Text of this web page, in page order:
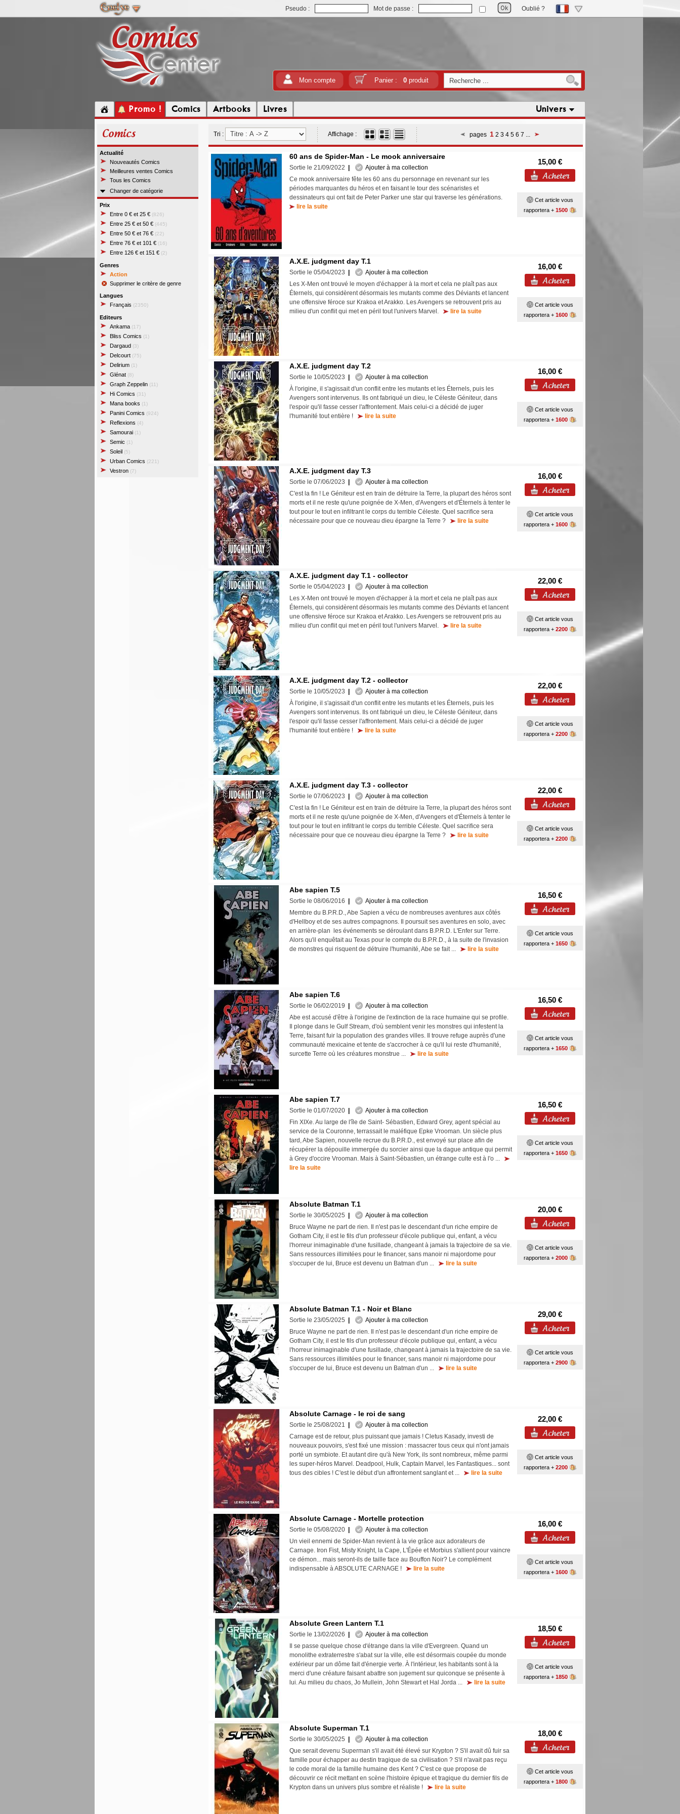
Pseudo : Mot de passe : Oublié ?
Mon compte Panier : 0produit
Promo ! Comics Artbooks Livres Univers
Comics
Actualité
Nouveautés Comics
Meilleures ventes Comics
Tous les Comics
Changer de catégorie
Prix
Entre 0 € et 25 € (826)
Entre 25 € et 50 € (445)
Entre 50 € et 76 € (22)
Entre 76 € et 101 € (16)
Entre 126 € et 151 € (2)
Genres
Action
Supprimer le critère de genre
Langues
Français (2350)
Editeurs
Ankama (17)
Bliss Comics (1)
Dargaud (3)
Delcourt (75)
Delirium (1)
Glénat (8)
Graph Zeppelin (11)
Hi Comics (31)
Mana books (1)
Panini Comics (924)
Reflexions (4)
Samourai (1)
Semic (1)
Soleil (5)
Urban Comics (221)
Vestron (7)
Tri : Affichage : pages 1 2 3 4 5 6 7 ...
60 ans de Spider-Man - Le mook anniversaire
Sortie le 21/09/2022
Ajouter à ma collection
Ce mook anniversaire fête les 60 ans du personnage en revenant sur les
périodes marquantes du héros et en faisant le tour des scénaristes et
dessinateurs qui ont fait de Peter Parker une star qui traverse les générations.
lire la suite
15,00 €
Cet article vous
rapportera + 1500
A.X.E. judgment day T.1
Sortie le 05/04/2023
Ajouter à ma collection
Les X-Men ont trouvé le moyen d'échapper à la mort et cela ne plaît pas aux
Éternels, qui considèrent désormais les mutants comme des Déviants et lancent
une offensive féroce sur Krakoa et Arakko. Les Avengers se retrouvent pris au
milieu d'un conflit qui met en péril tout l'univers Marvel.
lire la suite
16,00 €
Cet article vous
rapportera + 1600
A.X.E. judgment day T.2
Sortie le 10/05/2023
Ajouter à ma collection
À l'origine, il s'agissait d'un conflit entre les mutants et les Éternels, puis les
Avengers sont intervenus. Ils ont fabriqué un dieu, le Céleste Géniteur, dans
l'espoir qu'il fasse cesser l'affrontement. Mais celui-ci a décidé de juger
l'humanité tout entière !
lire la suite
16,00 €
Cet article vous
rapportera + 1600
A.X.E. judgment day T.3
Sortie le 07/06/2023
Ajouter à ma collection
C'est la fin ! Le Géniteur est en train de détruire la Terre, la plupart des héros sont
morts et il ne reste qu'une poignée de X-Men, d'Avengers et d'Éternels à tenter le
tout pour le tout en infiltrant le corps du terrible Céleste. Quel sacrifice sera
nécessaire pour que ce nouveau dieu épargne la Terre ?
lire la suite
16,00 €
Cet article vous
rapportera + 1600
A.X.E. judgment day T.1 - collector
Sortie le 05/04/2023
Ajouter à ma collection
Les X-Men ont trouvé le moyen d'échapper à la mort et cela ne plaît pas aux
Éternels, qui considèrent désormais les mutants comme des Déviants et lancent
une offensive féroce sur Krakoa et Arakko. Les Avengers se retrouvent pris au
milieu d'un conflit qui met en péril tout l'univers Marvel.
lire la suite
22,00 €
Cet article vous
rapportera + 2200
A.X.E. judgment day T.2 - collector
Sortie le 10/05/2023
Ajouter à ma collection
À l'origine, il s'agissait d'un conflit entre les mutants et les Éternels, puis les
Avengers sont intervenus. Ils ont fabriqué un dieu, le Céleste Géniteur, dans
l'espoir qu'il fasse cesser l'affrontement. Mais celui-ci a décidé de juger
l'humanité tout entière !
lire la suite
22,00 €
Cet article vous
rapportera + 2200
A.X.E. judgment day T.3 - collector
Sortie le 07/06/2023
Ajouter à ma collection
C'est la fin ! Le Géniteur est en train de détruire la Terre, la plupart des héros sont
morts et il ne reste qu'une poignée de X-Men, d'Avengers et d'Éternels à tenter le
tout pour le tout en infiltrant le corps du terrible Céleste. Quel sacrifice sera
nécessaire pour que ce nouveau dieu épargne la Terre ?
lire la suite
22,00 €
Cet article vous
rapportera + 2200
Abe sapien T.5
Sortie le 08/06/2016
Ajouter à ma collection
Membre du B.P.R.D., Abe Sapien a vécu de nombreuses aventures aux côtés
d'Hellboy et de ses autres compagnons. Il poursuit ses aventures en solo, avec 
en arrière-plan  les événements se déroulant dans B.P.R.D. L'Enfer sur Terre.
Alors qu'il enquêtait au Texas pour le compte du B.P.R.D., à la suite de l'invasion
de monstres qui risquent de détruire l'humanité, Abe se fait ...
lire la suite
16,50 €
Cet article vous
rapportera + 1650
Abe sapien T.6
Sortie le 06/02/2019
Ajouter à ma collection
Abe est accusé d'être à l'origine de l'extinction de la race humaine qui se profile.
Il plonge dans le Gulf Stream, d'où semblent venir les monstres qui infestent la
Terre, faisant fuir la population des grandes villes. Il trouve refuge auprès d'une
communauté mexicaine et tente de s'accrocher à ce qu'il lui reste d'humanité,
surcette Terre où les créatures monstrue ...
lire la suite
16,50 €
Cet article vous
rapportera + 1650
Abe sapien T.7
Sortie le 01/07/2020
Ajouter à ma collection
Fin XIXe. Au large de l'île de Saint- Sébastien, Edward Grey, agent spécial au
service de la Couronne, terrassait le maléfique Epke Vrooman. Un siècle plus
tard, Abe Sapien, nouvelle recrue du B.P.R.D., est envoyé sur place afin de
récupérer la dépouille immergée du sorcier ainsi que la dague antique qui permit
à Grey d'occire Vrooman. Mais à Saint-Sébastien, un étrange culte est à l'o ...
lire la suite
16,50 €
Cet article vous
rapportera + 1650
Absolute Batman T.1
Sortie le 30/05/2025
Ajouter à ma collection
Bruce Wayne ne part de rien. Il n'est pas le descendant d'un riche empire de
Gotham City, il est le fils d'un professeur d'école publique qui, enfant, a vécu
l'horreur inimaginable d'une fusillade, changeant à jamais la trajectoire de sa vie.
Sans ressources illimitées pour le financer, sans manoir ni majordome pour
s'occuper de lui, Bruce est devenu un Batman d'un ...
lire la suite
20,00 €
Cet article vous
rapportera + 2000
Absolute Batman T.1 - Noir et Blanc
Sortie le 23/05/2025
Ajouter à ma collection
Bruce Wayne ne part de rien. Il n'est pas le descendant d'un riche empire de
Gotham City, il est le fils d'un professeur d'école publique qui, enfant, a vécu
l'horreur inimaginable d'une fusillade, changeant à jamais la trajectoire de sa vie.
Sans ressources illimitées pour le financer, sans manoir ni majordome pour
s'occuper de lui, Bruce est devenu un Batman d'un ...
lire la suite
29,00 €
Cet article vous
rapportera + 2900
Absolute Carnage - le roi de sang
Sortie le 25/08/2021
Ajouter à ma collection
Carnage est de retour, plus puissant que jamais ! Cletus Kasady, investi de
nouveaux pouvoirs, s'est fixé une mission : massacrer tous ceux qui n'ont jamais
porté un symbiote. Et autant dire qu'à New York, ils sont nombreux, même parmi
les super-héros Marvel. Deadpool, Hulk, Captain Marvel, les Fantastiques... sont
tous des cibles ! C'est le début d'un affrontement sanglant et ...
lire la suite
22,00 €
Cet article vous
rapportera + 2200
Absolute Carnage - Mortelle protection
Sortie le 05/08/2020
Ajouter à ma collection
Un vieil ennemi de Spider-Man revient à la vie grâce aux adorateurs de
Carnage. Iron Fist, Misty Knight, la Cape, L'Épée et Morbius s'allient pour vaincre
ce démon... mais seront-ils de taille face au Bouffon Noir? Le complément
indispensable à ABSOLUTE CARNAGE !
lire la suite
16,00 €
Cet article vous
rapportera + 1600
Absolute Green Lantern T.1
Sortie le 13/02/2026
Ajouter à ma collection
Il se passe quelque chose d'étrange dans la ville d'Evergreen. Quand un
monolithe extraterrestre s'abat sur la ville, elle est désormais coupée du monde
extérieur par un dôme fait d'énergie verte. À l'intérieur, les habitants sont à la
merci d'une créature faisant abattre son jugement sur quiconque se présente à
lui. Au milieu du chaos, Jo Mullein, John Stewart et Hal Jorda ...
lire la suite
18,50 €
Cet article vous
rapportera + 1850
Absolute Superman T.1
Sortie le 30/05/2025
Ajouter à ma collection
Que serait devenu Superman s'il avait été élevé sur Krypton ? S'il avait dû fuir sa
famille pour échapper au destin tragique de sa civilisation ? S'il n'avait pas reçu
le code moral de la famille humaine des Kent ? C'est ce que propose de
découvrir ce récit mettant en scène l'histoire épique et tragique du dernier fils de
Krypton dans un univers plus sombre et réaliste !
lire la suite
18,00 €
Cet article vous
rapportera + 1800